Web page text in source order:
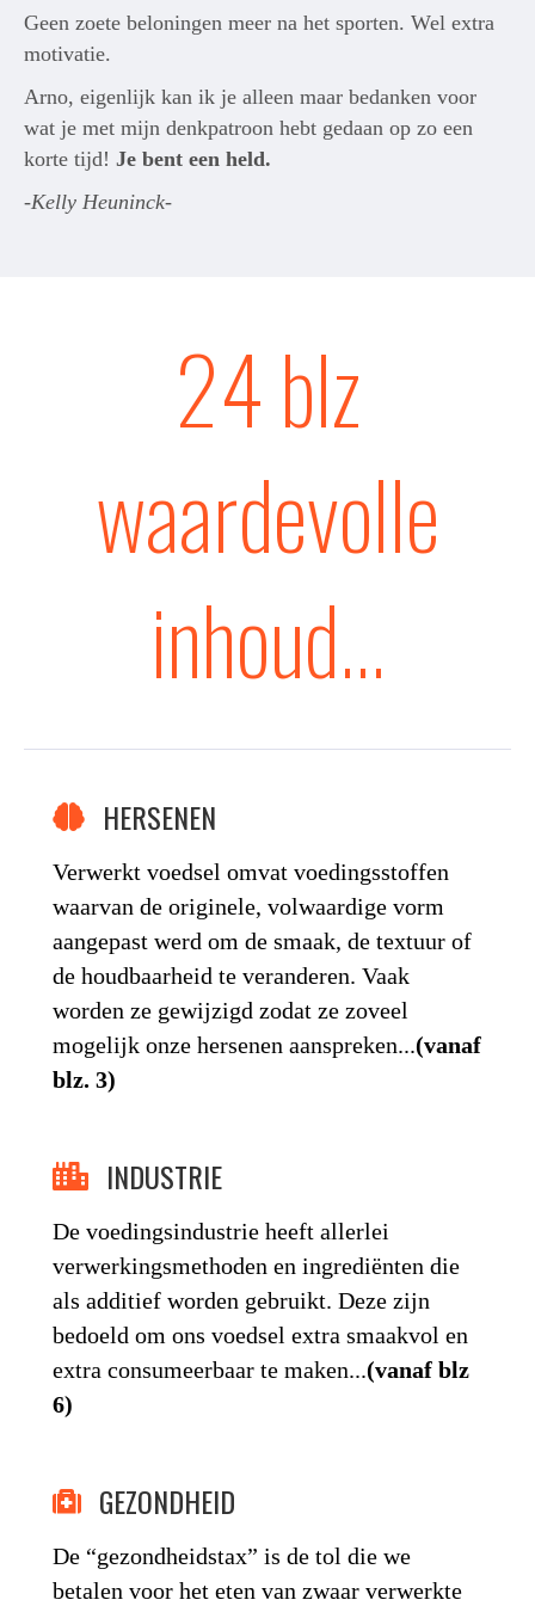
Geen zoete beloningen meer na het sporten. Wel extra
motivatie.
Arno, eigenlijk kan ik je alleen maar bedanken voor
wat je met mijn denkpatroon hebt gedaan op zo een
korte tijd! Je bent een held.
-Kelly Heuninck-
24 blz
waardevolle
inhoud...
HERSENEN
Verwerkt voedsel omvat voedingsstoffen
waarvan de originele, volwaardige vorm
aangepast werd om de smaak, de textuur of
de houdbaarheid te veranderen. Vaak
worden ze gewijzigd zodat ze zoveel
mogelijk onze hersenen aanspreken...(vanaf
blz. 3)
INDUSTRIE
De voedingsindustrie heeft allerlei
verwerkingsmethoden en ingrediënten die
als additief worden gebruikt. Deze zijn
bedoeld om ons voedsel extra smaakvol en
extra consumeerbaar te maken...(vanaf blz
6)
GEZONDHEID
De “gezondheidstax” is de tol die we
betalen voor het eten van zwaar verwerkte